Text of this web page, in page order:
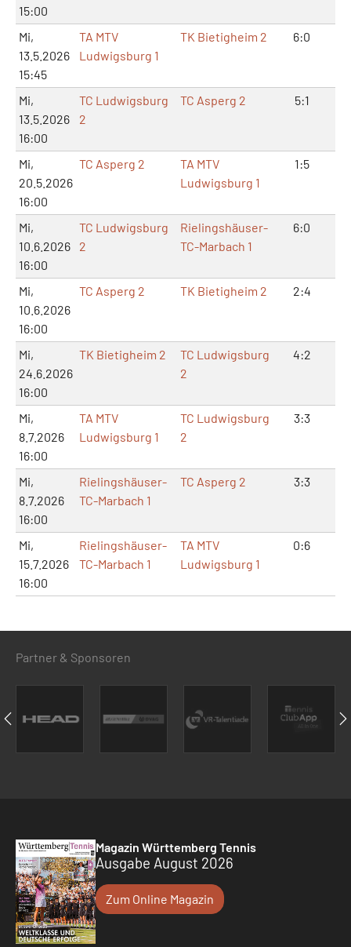
15:00
Mi,
13.5.2026
15:45
TA MTV
Ludwigsburg 1
TK Bietigheim 2 6:0
Mi,
13.5.2026
16:00
TC Ludwigsburg
2
TC Asperg 2 5:1
Mi,
20.5.2026
16:00
TC Asperg 2
TA MTV
Ludwigsburg 1
1:5
Mi,
10.6.2026
16:00
TC Ludwigsburg
2
Rielingshäuser-
TC-Marbach 1
6:0
Mi,
10.6.2026
16:00
TC Asperg 2 TK Bietigheim 2 2:4
Mi,
24.6.2026
16:00
TK Bietigheim 2
TC Ludwigsburg
2
4:2
Mi,
8.7.2026
16:00
TA MTV
Ludwigsburg 1
TC Ludwigsburg
2
3:3
Mi,
8.7.2026
16:00
Rielingshäuser-
TC-Marbach 1
TC Asperg 2 3:3
Mi,
15.7.2026
16:00
Rielingshäuser-
TC-Marbach 1
TA MTV
Ludwigsburg 1
0:6
Partner & Sponsoren
Magazin Württemberg Tennis
Ausgabe August 2026
Zum Online Magazin